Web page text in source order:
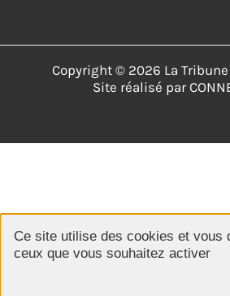
Ce site utilise des cookies et vous
ceux que vous souhaitez activer
Copyright © 2026 La
Site réalisé par